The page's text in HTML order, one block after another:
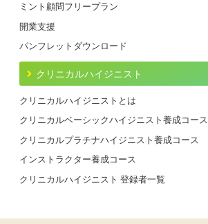
ミント顧問フリープラン
開業支援
パンフレットダウンロード
クリニカルハイジニスト
クリニカルハイジニストとは
クリニカルベーシックハイジニスト養成コース
クリニカルプラチナハイジニスト養成コース
インストラクター養成コース
クリニカルハイジニスト 登録者一覧